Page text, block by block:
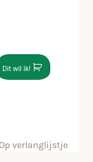
Dit wil ik!
Op verlanglijstje